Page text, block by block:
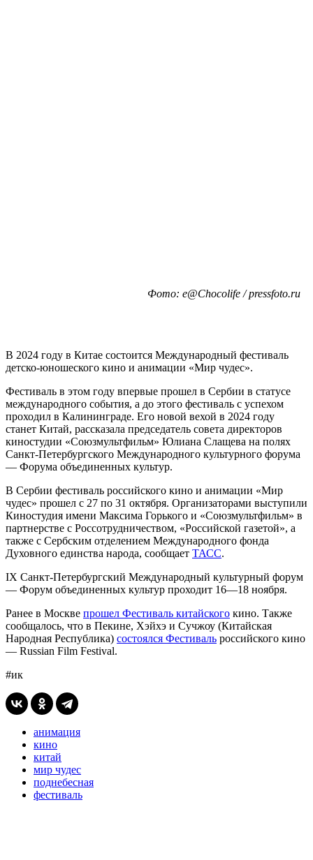
Фото: e@Chocolife / pressfoto.ru
В 2024 году в Китае состоится Международный фестиваль
детско-юношеского кино и анимации «Мир чудес».
Фестиваль в этом году впервые прошел в Сербии в статусе
международного события, а до этого фестиваль с успехом
проходил в Калининграде. Его новой вехой в 2024 году
станет Китай, рассказала председатель совета директоров
киностудии «Союзмультфильм» Юлиана Слащева на полях
Санкт-Петербургского Международного культурного форума
— Форума объединенных культур.
В Сербии фестиваль российского кино и анимации «Мир
чудес» прошел с 27 по 31 октября. Организаторами выступили
Киностудия имени Максима Горького и «Союзмультфильм» в
партнерстве с Россотрудничеством, «Российской газетой», а
также с Сербским отделением Международного фонда
Духовного единства народа, сообщает ТАСС.
IX Санкт-Петербургский Международный культурный форум
— Форум объединенных культур проходит 16—18 ноября.
Ранее в Москве прошел Фестиваль китайского кино. Также
сообщалось, что в Пекине, Хэйхэ и Сучжоу (Китайская
Народная Республика) состоялся Фестиваль российского кино
— Russian Film Festival.
#ик
анимация
кино
китай
мир чудес
поднебесная
фестиваль